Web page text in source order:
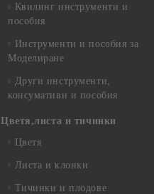
Квилинг инструменти и
пособия
Инструменти и пособия за
Моделиране
Други инструменти,
консумативи и пособия
Цветя,листа и тичинки
Цветя
Листа и клонки
Тичинки и плодове